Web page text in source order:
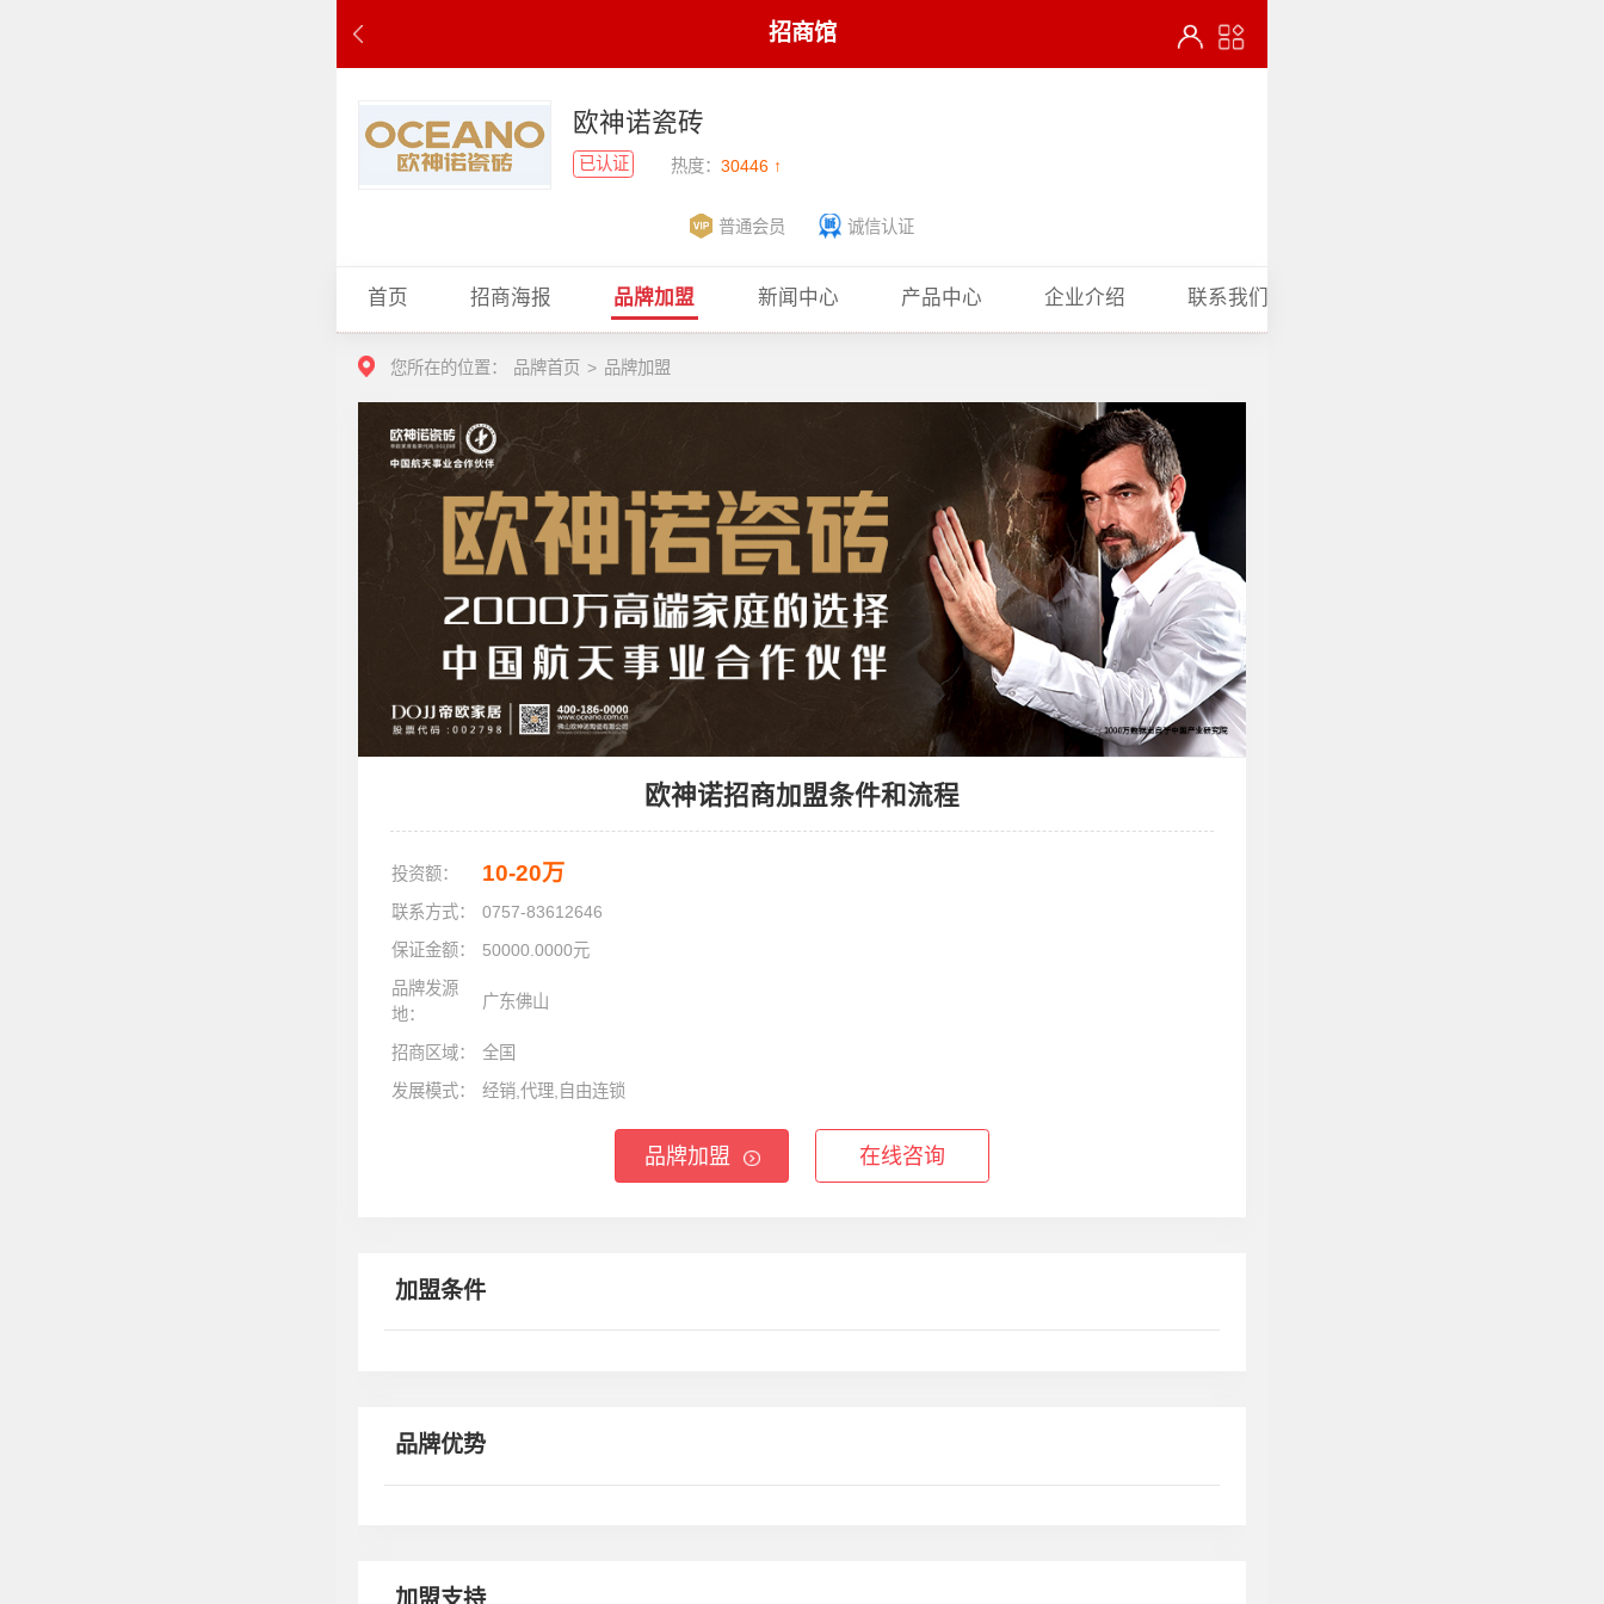
招商馆
欧神诺瓷砖
已认证 热度： 30446 ↑
普通会员 诚信认证
首页 招商海报 品牌加盟 新闻中心 产品中心 企业介绍 联系我们
您所在的位置： 品牌首页 > 品牌加盟
欧神诺招商加盟条件和流程
投资额： 10-20万
联系方式：
0757-83612646
保证金额：
50000.0000元
品牌发源
地：
广东佛山
招商区域：
全国
发展模式：
经销,代理,自由连锁
品牌加盟 在线咨询
加盟条件
品牌优势